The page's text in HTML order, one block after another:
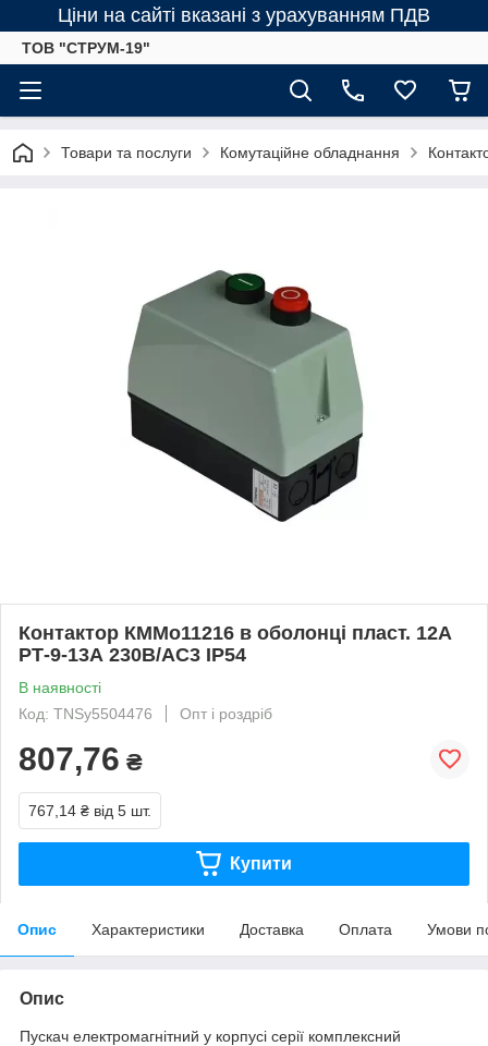
Ціни на сайті вказані з урахуванням ПДВ
ТОВ "СТРУМ-19"
Товари та послуги Комутаційне обладнання
Контактор КММо11216 в оболонці пласт. 12А
РТ-9-13А 230В/АС3 IP54
В наявності
Код: TNSy5504476
Опт і роздріб
807,76 ₴
767,14 ₴ від 5 шт.
Купити
Опис Характеристики Доставка Оплата Умови
Опис
Пускач електромагнітний у корпусі серії комплексний